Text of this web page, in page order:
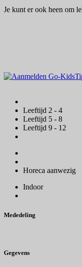
Je kunt er ook heen om
Leeftijd 2 - 4
Leeftijd 5 - 8
Leeftijd 9 - 12
Horeca aanwezig
Indoor
Mededeling
Gegevens